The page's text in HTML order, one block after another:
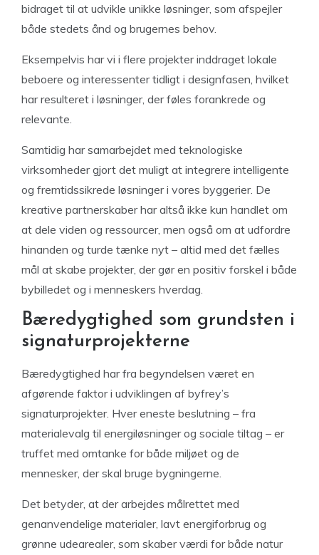
bidraget til at udvikle unikke løsninger, som afspejler
både stedets ånd og brugernes behov.
Eksempelvis har vi i flere projekter inddraget lokale
beboere og interessenter tidligt i designfasen, hvilket
har resulteret i løsninger, der føles forankrede og
relevante.
Samtidig har samarbejdet med teknologiske
virksomheder gjort det muligt at integrere intelligente
og fremtidssikrede løsninger i vores byggerier. De
kreative partnerskaber har altså ikke kun handlet om
at dele viden og ressourcer, men også om at udfordre
hinanden og turde tænke nyt – altid med det fælles
mål at skabe projekter, der gør en positiv forskel i både
bybilledet og i menneskers hverdag.
Bæredygtighed som grundsten i
signaturprojekterne
Bæredygtighed har fra begyndelsen været en
afgørende faktor i udviklingen af byfrey’s
signaturprojekter. Hver eneste beslutning – fra
materialevalg til energiløsninger og sociale tiltag – er
truffet med omtanke for både miljøet og de
mennesker, der skal bruge bygningerne.
Det betyder, at der arbejdes målrettet med
genanvendelige materialer, lavt energiforbrug og
grønne udearealer, som skaber værdi for både natur